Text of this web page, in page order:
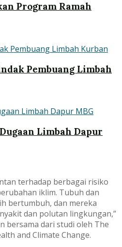
Program Ramah
Pembuang Limbah
Limbah Dapur
terhadap berbagai risiko
iklim. Tubuh dan
bertumbuh, dan mereka
dan polutan lingkungan,”
bersama dari studi oleh The
and Climate Change.